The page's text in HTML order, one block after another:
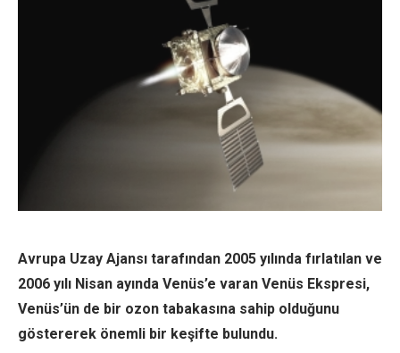
Avrupa Uzay Ajansı tarafından 2005 yılında fırlatılan ve
2006 yılı Nisan ayında Venüs’e varan Venüs Ekspresi,
Venüs’ün de bir ozon tabakasına sahip olduğunu
göstererek önemli bir keşifte bulundu.